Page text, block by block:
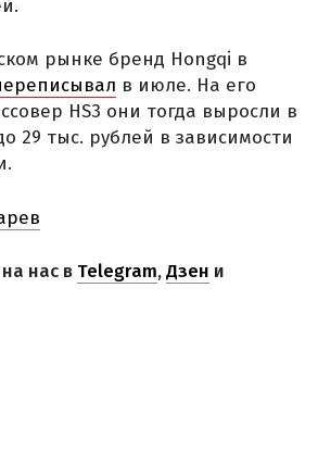
рынке бренд Hongqi в
в июле. На его
HS3 они тогда выросли в
29 тыс. рублей в зависимости
нас в Telegram,Дзен и